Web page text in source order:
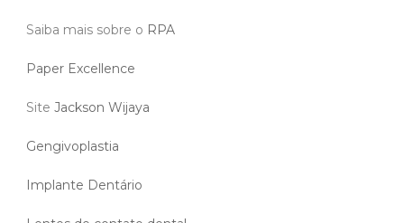
Saiba mais sobre o RPA
Paper Excellence
Site Jackson Wijaya
Gengivoplastia
Implante Dentário